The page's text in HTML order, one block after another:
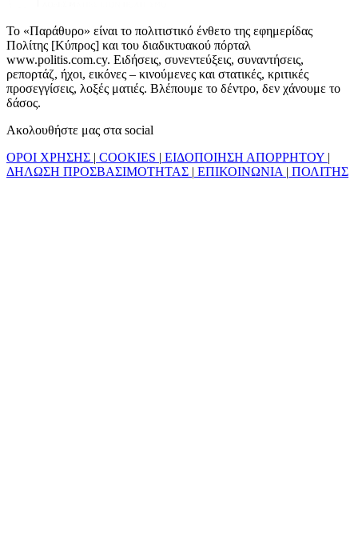
Το «Παράθυρο» είναι το πολιτιστικό ένθετο της εφημερίδας
Πολίτης [Κύπρος] και του διαδικτυακού πόρταλ
www.politis.com.cy. Ειδήσεις, συνεντεύξεις, συναντήσεις,
ρεπορτάζ, ήχοι, εικόνες – κινούμενες και στατικές, κριτικές
προσεγγίσεις, λοξές ματιές. Βλέπουμε το δέντρο, δεν χάνουμε το
δάσος.
Ακολουθήστε μας στα social
ΟΡΟΙ ΧΡΗΣΗΣ | COOKIES | ΕΙΔΟΠΟΙΗΣΗ ΑΠΟΡΡΗΤΟΥ |
ΔΗΛΩΣΗ ΠΡΟΣΒΑΣΙΜΟΤΗΤΑΣ | ΕΠΙΚΟΙΝΩΝΙΑ | ΠΟΛΙΤΗΣ